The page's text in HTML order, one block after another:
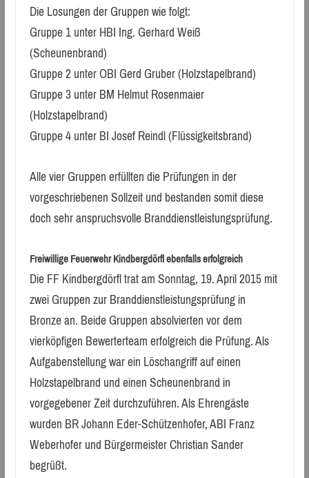
Die Losungen der Gruppen wie folgt:
Gruppe 1 unter HBI Ing. Gerhard Weiß
(Scheunenbrand)
Gruppe 2 unter OBI Gerd Gruber (Holzstapelbrand)
Gruppe 3 unter BM Helmut Rosenmaier
(Holzstapelbrand)
Gruppe 4 unter BI Josef Reindl (Flüssigkeitsbrand)
Alle vier Gruppen erfüllten die Prüfungen in der
vorgeschriebenen Sollzeit und bestanden somit diese
doch sehr anspruchsvolle Branddienstleistungsprüfung.
Freiwillige Feuerwehr Kindbergdörfl ebenfalls erfolgreich
Die FF Kindbergdörfl trat am Sonntag, 19. April 2015 mit
zwei Gruppen zur Branddienstleistungsprüfung in
Bronze an. Beide Gruppen absolvierten vor dem
vierköpfigen Bewerterteam erfolgreich die Prüfung. Als
Aufgabenstellung war ein Löschangriff auf einen
Holzstapelbrand und einen Scheunenbrand in
vorgegebener Zeit durchzuführen. Als Ehrengäste
wurden BR Johann Eder-Schützenhofer, ABI Franz
Weberhofer und Bürgermeister Christian Sander
begrüßt.